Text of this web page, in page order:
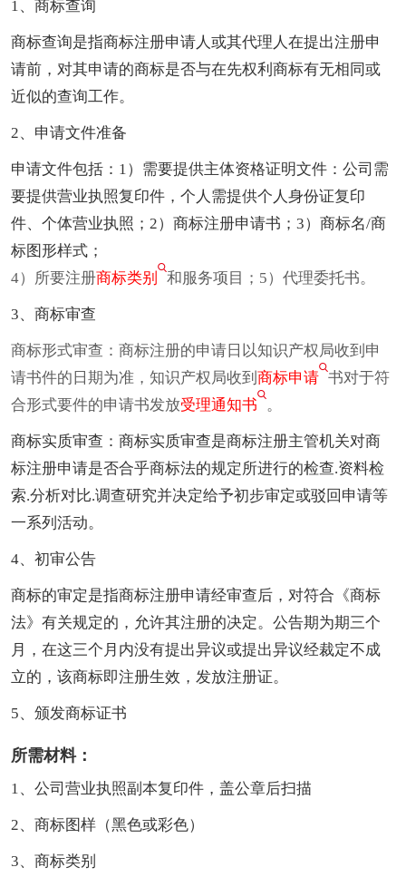
1、商标查询
商标查询是指商标注册申请人或其代理人在提出注册申
请前，对其申请的商标是否与在先权利商标有无相同或
近似的查询工作。
2、申请文件准备
申请文件包括：1）需要提供主体资格证明文件：公司需
要提供营业执照复印件，个人需提供个人身份证复印
件、个体营业执照；2）商标注册申请书；3）商标名/商
标图形样式；
4）所要注册商标类别 和服务项目；5）代理委托书。
3、商标审查
商标形式审查：商标注册的申请日以知识产权局收到申
请书件的日期为准，知识产权局收到 商标申请 书对于符
合形式要件的申请书发放受理通知书 。
商标实质审查：商标实质审查是商标注册主管机关对商
标注册申请是否合乎商标法的规定所进行的检查.资料检
索.分析对比.调查研究并决定给予初步审定或驳回申请等
一系列活动。
4、初审公告
商标的审定是指商标注册申请经审查后，对符合《商标
法》有关规定的，允许其注册的决定。公告期为期三个
月，在这三个月内没有提出异议或提出异议经裁定不成
立的，该商标即注册生效，发放注册证。
5、颁发商标证书
所需材料：
1、公司营业执照副本复印件，盖公章后扫描
2、商标图样（黑色或彩色）
3、商标类别